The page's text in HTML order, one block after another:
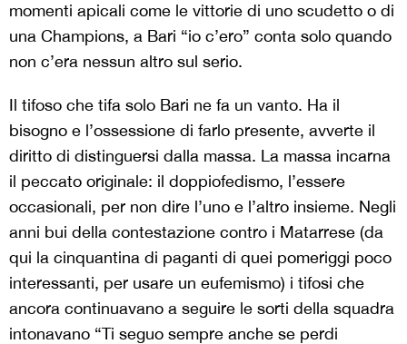
momenti apicali come le vittorie di uno scudetto o di
una Champions, a Bari “io c’ero” conta solo quando
non c’era nessun altro sul serio.
Il tifoso che tifa solo Bari ne fa un vanto. Ha il
bisogno e l’ossessione di farlo presente, avverte il
diritto di distinguersi dalla massa. La massa incarna
il peccato originale: il doppiofedismo, l’essere
occasionali, per non dire l’uno e l’altro insieme. Negli
anni bui della contestazione contro i Matarrese (da
qui la cinquantina di paganti di quei pomeriggi poco
interessanti, per usare un eufemismo) i tifosi che
ancora continuavano a seguire le sorti della squadra
intonavano “Ti seguo sempre anche se perdi